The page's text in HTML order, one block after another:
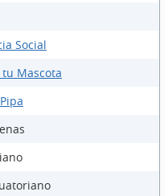
Social
Mascota